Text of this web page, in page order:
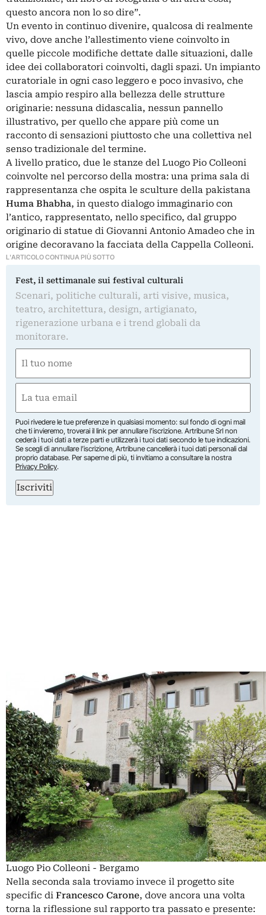
questo ancora non lo so dire”.
Un evento in continuo divenire, qualcosa di realmente
vivo, dove anche l’allestimento viene coinvolto in
quelle piccole modifiche dettate dalle situazioni, dalle
idee dei collaboratori coinvolti, dagli spazi. Un impianto
curatoriale in ogni caso leggero e poco invasivo, che
lascia ampio respiro alla bellezza delle strutture
originarie: nessuna didascalia, nessun pannello
illustrativo, per quello che appare più come un
racconto di sensazioni piuttosto che una collettiva nel
senso tradizionale del termine.
A livello pratico, due le stanze del Luogo Pio Colleoni
coinvolte nel percorso della mostra: una prima sala di
rappresentanza che ospita le sculture della pakistana
Huma Bhabha, in questo dialogo immaginario con
l’antico, rappresentato, nello specifico, dal gruppo
originario di statue di Giovanni Antonio Amadeo che in
origine decoravano la facciata della Cappella Colleoni.
L'ARTICOLO CONTINUA PIÙ SOTTO
Fest, il settimanale sui festival culturali
Scenari, politiche culturali, arti visive, musica,
teatro, architettura, design, artigianato,
rigenerazione urbana e i trend globali da
monitorare.
(Obbligatorio)
Nome
(Obbligatorio)
Puoi rivedere le tue preferenze in qualsiasi momento: sul fondo di ogni mail
che ti invieremo, troverai il link per annullare l’iscrizione. Artribune Srl non
cederà i tuoi dati a terze parti e utilizzerà i tuoi dati secondo le tue indicazioni.
Se scegli di annullare l’iscrizione, Artribune cancellerà i tuoi dati personali dal
proprio database. Per saperne di più, ti invitiamo a consultare la nostra
Privacy Policy.
Iscriviti
Luogo Pio Colleoni - Bergamo
Nella seconda sala troviamo invece il progetto site
specific di Francesco Carone, dove ancora una volta
torna la riflessione sul rapporto tra passato e presente: